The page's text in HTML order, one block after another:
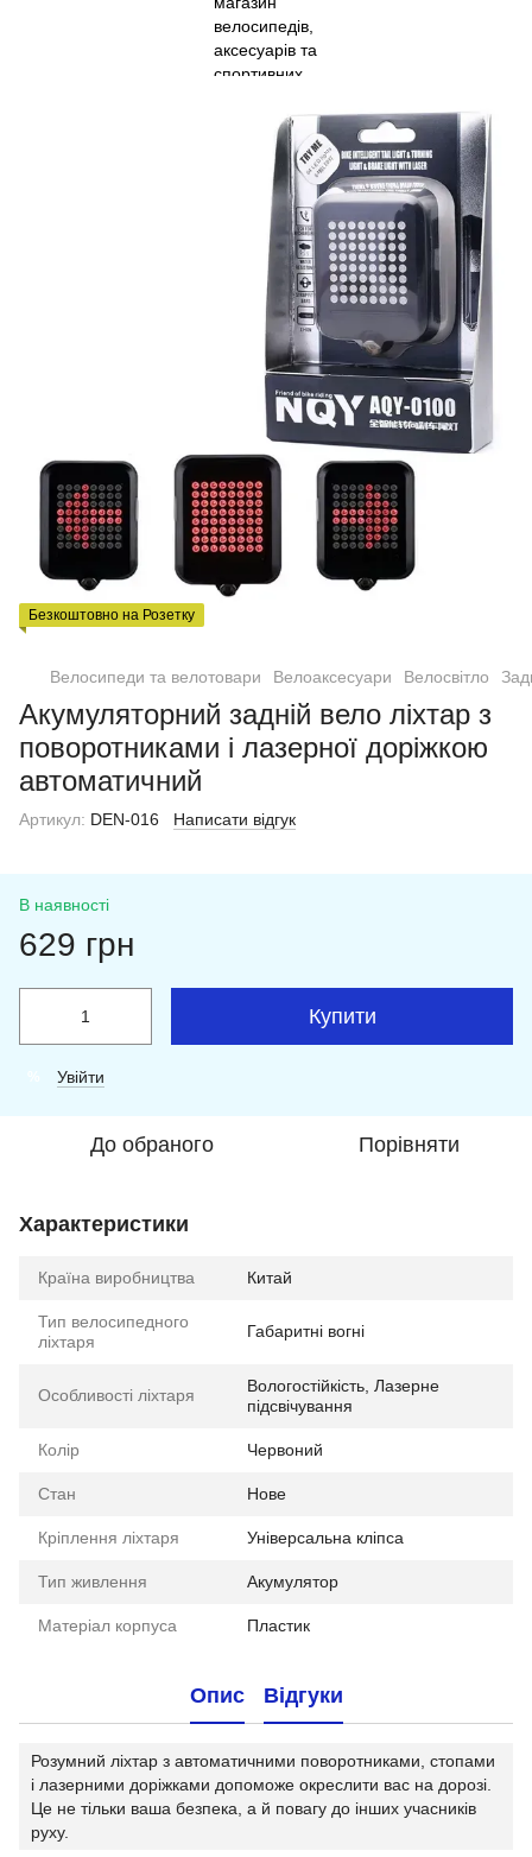
Безкоштовно на Розетку
Велосипеди та велотовари Велоаксесуари Велосвітло
Акумуляторний задній вело ліхтар з
поворотниками і лазерної доріжкою
автоматичний
Артикул: DEN-016 Написати відгук
В наявності
629 грн
Купити
Увійти
До обраного Порівняти
Характеристики
Країна виробництва Китай
Тип велосипедного
ліхтаря
Габаритні вогні
Особливості ліхтаря
Вологостійкість, Лазерне
підсвічування
Колір Червоний
Стан Нове
Кріплення ліхтаря Універсальна кліпса
Тип живлення Акумулятор
Матеріал корпуса Пластик
Опис Відгуки
Розумний ліхтар з автоматичними поворотниками, стопами
і лазерними доріжками допоможе окреслити вас на дорозі.
Це не тільки ваша безпека, а й повагу до інших учасників
руху.